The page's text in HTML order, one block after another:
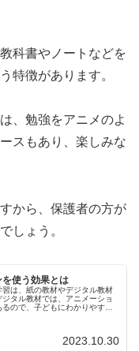
科書やノートなどを
特徴があります。
、勉強をアニメのよ
スもあり、楽しみな
から、保護者の方が
しょう。
使う効果とは
は、紙の教材やデジタル教材
タル教材では、アニメーショ
ので、子どもにわかりやす
2023.10.30